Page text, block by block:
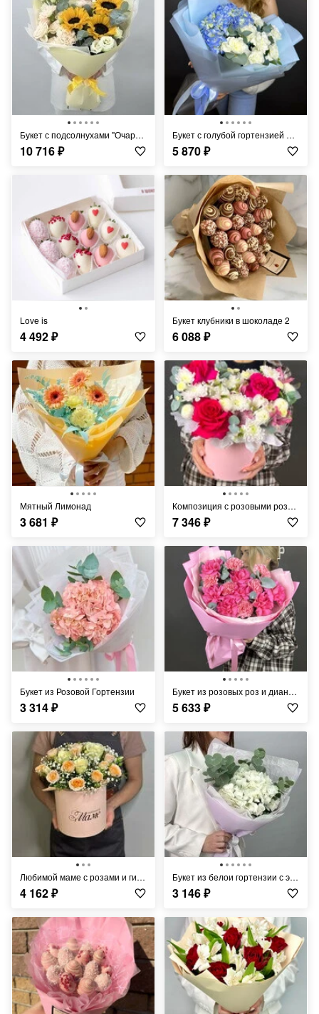
Букет с подсолнухами "Очарование лета"
10 716₽
Букет с голубой гортензией и гвоздикой
5 870₽
Love is
4 492₽
Букет клубники в шоколаде 2
6 088₽
Мятный Лимонад
3 681 ₽
Композиция с розовыми розами и альстромерией
7 346₽
Букет из Розовой Гортензии
3 314₽
Букет из розовых роз и диантусов
5 633₽
Любимой маме с розами и гипсофилой
4 162₽
Букет из белои гортензии с эвкалиптом
3 146₽